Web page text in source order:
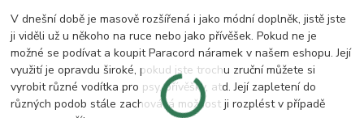
V dnešní době je masově rozšířená i jako módní doplněk, jistě jste
ji viděli už u někoho na ruce nebo jako přívěšek. Pokud ne je
možné se podívat a koupit Paracord náramek v našem eshopu. Její
využití je opravdu široké, pokud jste trochu zruční můžete si
vyrobit různé vodítka pro psy, přívěšky, atd. Její zapletení do
různých podob stále zachovává možnost ji rozplést v případě